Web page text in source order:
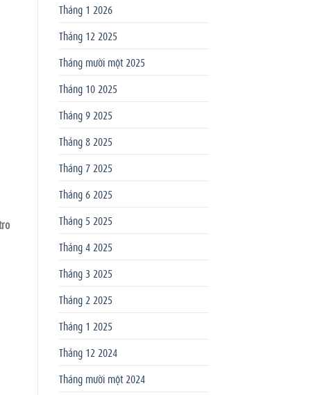
Tháng 1 2026
Tháng 12 2025
Tháng mười một 2025
Tháng 10 2025
Tháng 9 2025
Tháng 8 2025
Tháng 7 2025
Tháng 6 2025
Tháng 5 2025
Tháng 4 2025
Tháng 3 2025
Tháng 2 2025
Tháng 1 2025
Tháng 12 2024
Tháng mười một 2024